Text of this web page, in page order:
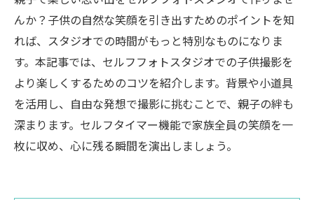
んか？子供の自然な笑顔を引き出すためのポイントを知
れば、スタジオでの時間がもっと特別なものになりま
す。本記事では、セルフフォトスタジオでの子供撮影を
より楽しくするためのコツを紹介します。背景や小道具
を活用し、自由な発想で撮影に挑むことで、親子の絆も
深まります。セルフタイマー機能で家族全員の笑顔を一
枚に収め、心に残る瞬間を演出しましょう。